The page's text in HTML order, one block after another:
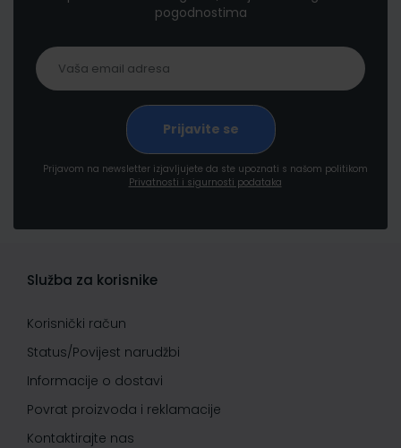
pogodnostima
Prijavom na newsletter izjavljujete da ste upoznati s našom politikom
Privatnosti i sigurnosti podataka
Služba za korisnike
Korisnički račun
Status/Povijest narudžbi
Informacije o dostavi
Povrat proizvoda i reklamacije
Kontaktirajte nas